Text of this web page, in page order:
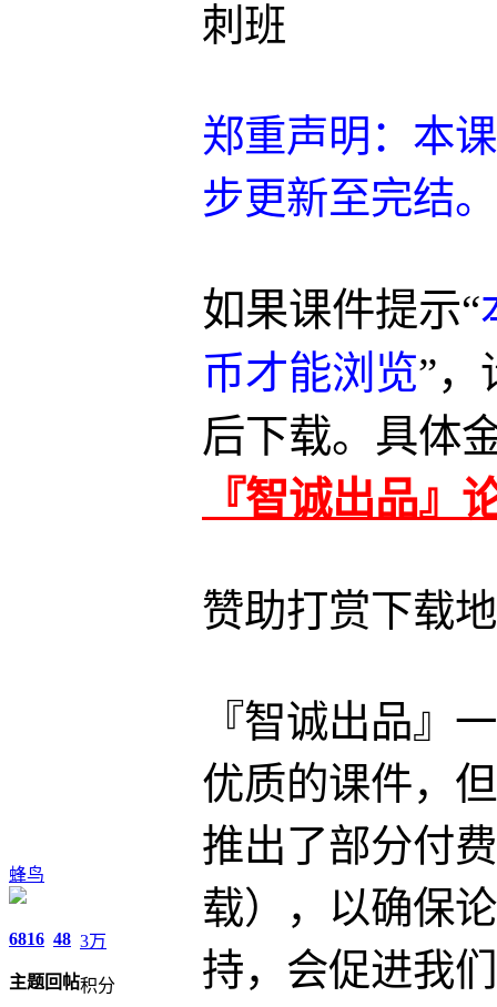
蜂鸟
6816
主题
48
回帖
3万
积分
刺班
郑重声明：本
步更新至完结。
如果课件提示“
币才能浏览”，
后下载。具体
『智诚出品』
赞助打赏下载
『智诚出品』
优质的课件，
推出了部分付
载），以确保
持，会促进我